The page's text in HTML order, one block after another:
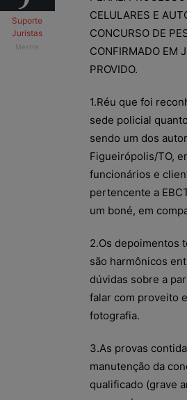
Suporte
Juristas
Mestre
CELULARES E
CONCURSO DE
CONFIRMADO EM
PROVIDO.
1.Réu que foi
sede policial
sendo um dos
Figueirópolis/TO,
funcionários e
pertencente a
um boné, em
2.Os depoimentos
são harmônicos
dúvidas sobre a
falar com proveito
fotografia.
3.As provas
manutenção da
qualificado (grave